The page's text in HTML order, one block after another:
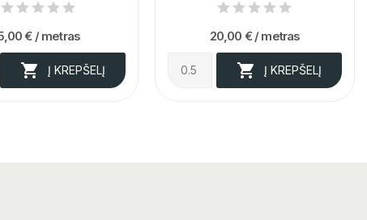
€ / metras
 Į KREPŠELĮ
20,00 € / metras
 Į KREPŠELĮ